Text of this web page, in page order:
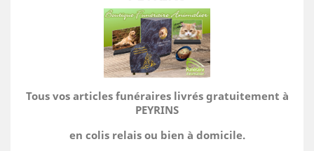
Tous vos articles funéraires livrés gratuitement à
PEYRINS
en colis relais ou bien à domicile.